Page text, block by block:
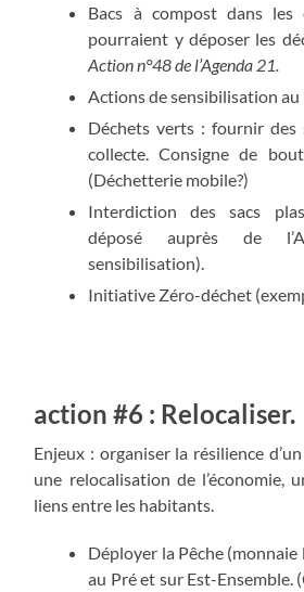
Bacs à compost dans les
pourraient y déposer les
Action n°48 de l’Agenda 21.
Actions de sensibilisation au
Déchets verts : fournir des
collecte. Consigne de
(Déchetterie mobile?)
Interdiction des sacs
déposé auprès de
sensibilisation).
Initiative Zéro-déchet
action #6 : Relocaliser.
Enjeux : organiser la résilience
une relocalisation de l’économie,
liens entre les habitants.
Déployer la Pêche
au Pré et sur Est-Ensemble.